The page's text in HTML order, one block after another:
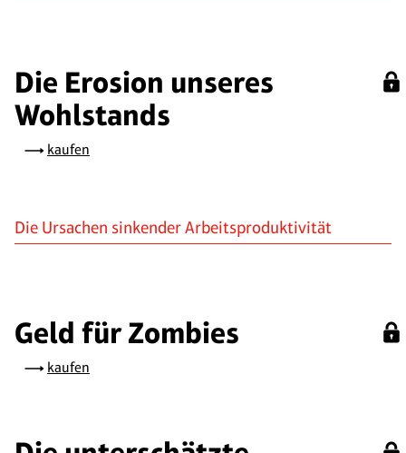
Die Erosion unseres
Wohlstands
kaufen
Die Ursachen sinkender Arbeitsproduktivität
Geld für Zombies
kaufen